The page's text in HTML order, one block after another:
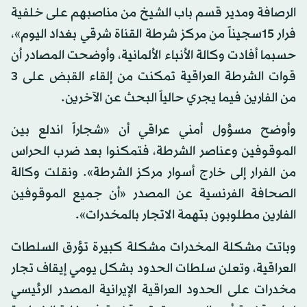
الرصافة ومدير قسم باب الشيخ من مناصبهم على خلفية
فرار 15سجيناً من مركز شرطة القناة شرقي بغداد اليوم»،
حسبما أفادت وكالة الأنباء الألمانية، وأوضحت المصادر أن
قوات الشرطة العراقية تمكنت من إلقاء القبض على 3
من الفارين فيما يجري حالياً البحث عن الآخرين.
وأوضح مسؤول أمني عراقي أن «شجاراً اندلع بين
الموقوفين وعناصر الشرطة، فتمكنوا بعد ضرب الحراس
من الفرار إلى خارج أسوار مركز الشرطة». ونقلت وكالة
الصحافة الفرنسية عن المصدر «أن جميع الموقوفين
الفارين مطلوبون بتهمة الاتجار بالمخدرات».
وباتت مشكلة المخدرات مشكلة كبيرة تؤرق السلطات
العراقية، وتعلن سلطات الحدود بشكل يومي إيقاف تجار
مخدرات على الحدود العراقية الإيرانية المصدر الرئيسي